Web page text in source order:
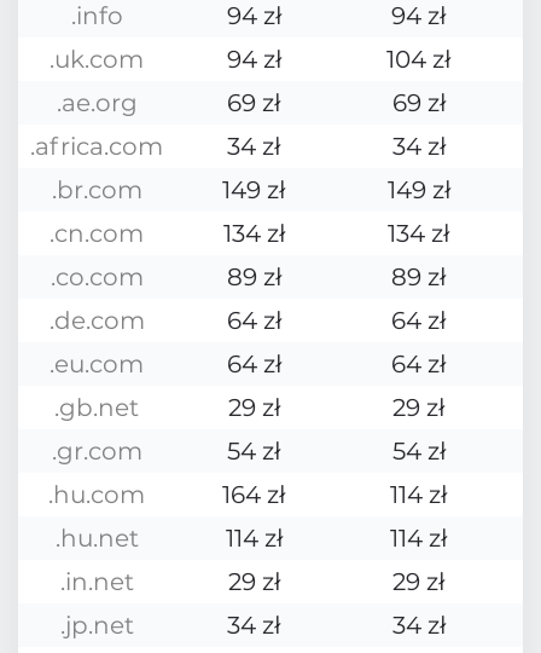
.info
94 zł
94 zł
.uk.com
94 zł
104 zł
.ae.org
69 zł
69 zł
.africa.com
34 zł
34 zł
.br.com
149 zł
149 zł
.cn.com
134 zł
134 zł
.co.com
89 zł
89 zł
.de.com
64 zł
64 zł
.eu.com
64 zł
64 zł
.gb.net
29 zł
29 zł
.gr.com
54 zł
54 zł
.hu.com
164 zł
114 zł
.hu.net
114 zł
114 zł
.in.net
29 zł
29 zł
.jp.net
34 zł
34 zł